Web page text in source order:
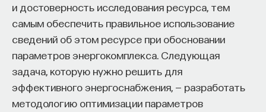
и достоверность исследования ресурса, тем
самым обеспечить правильное использование
сведений об этом ресурсе при обосновании
параметров энергокомплекса. Следующая
задача, которую нужно решить для
эффективного энергоснабжения, — разработать
методологию оптимизации параметров
Внеси свой вклад в дело
просвещения!
ПОДДЕРЖАТЬ ПОСТНАУКУ